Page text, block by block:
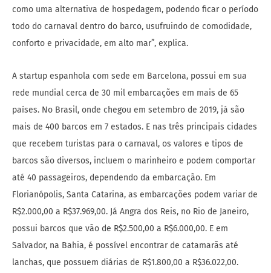
como uma alternativa de hospedagem, podendo ficar o período
todo do carnaval dentro do barco, usufruindo de comodidade,
conforto e privacidade, em alto mar”, explica.
A startup espanhola com sede em Barcelona, possui em sua
rede mundial cerca de 30 mil embarcações em mais de 65
países. No Brasil, onde chegou em setembro de 2019, já são
mais de 400 barcos em 7 estados. E nas três principais cidades
que recebem turistas para o carnaval, os valores e tipos de
barcos são diversos, incluem o marinheiro e podem comportar
até 40 passageiros, dependendo da embarcação. Em
Florianópolis, Santa Catarina, as embarcações podem variar de
R$2.000,00 a R$37.969,00. Já Angra dos Reis, no Rio de Janeiro,
possui barcos que vão de R$2.500,00 a R$6.000,00. E em
Salvador, na Bahia, é possível encontrar de catamarãs até
lanchas, que possuem diárias de R$1.800,00 a R$36.022,00.